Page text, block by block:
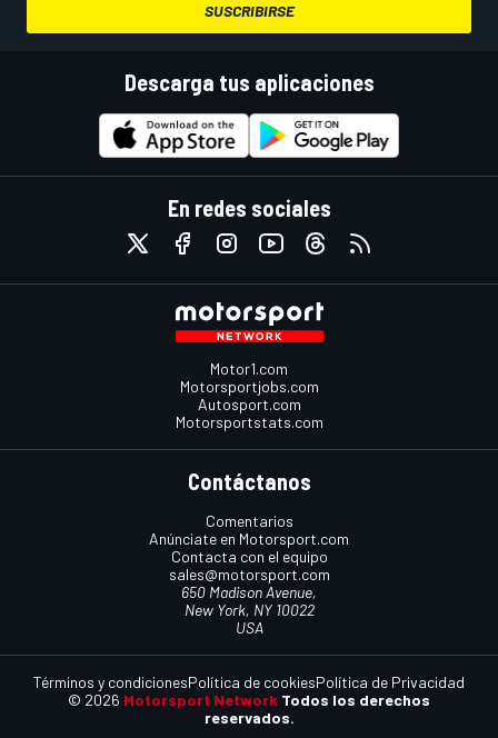
SUSCRIBIRSE
Descarga tus aplicaciones
En redes sociales
Motor1.com
Motorsportjobs.com
Autosport.com
Motorsportstats.com
Contáctanos
Comentarios
Anúnciate en Motorsport.com
Contacta con el equipo
sales@motorsport.com
650 Madison Avenue,
New York, NY 10022
USA
© 2026 Motorsport Network Todos los derechos
reservados.
Términos y condicionesPolítica de cookiesPolítica de Privacidad